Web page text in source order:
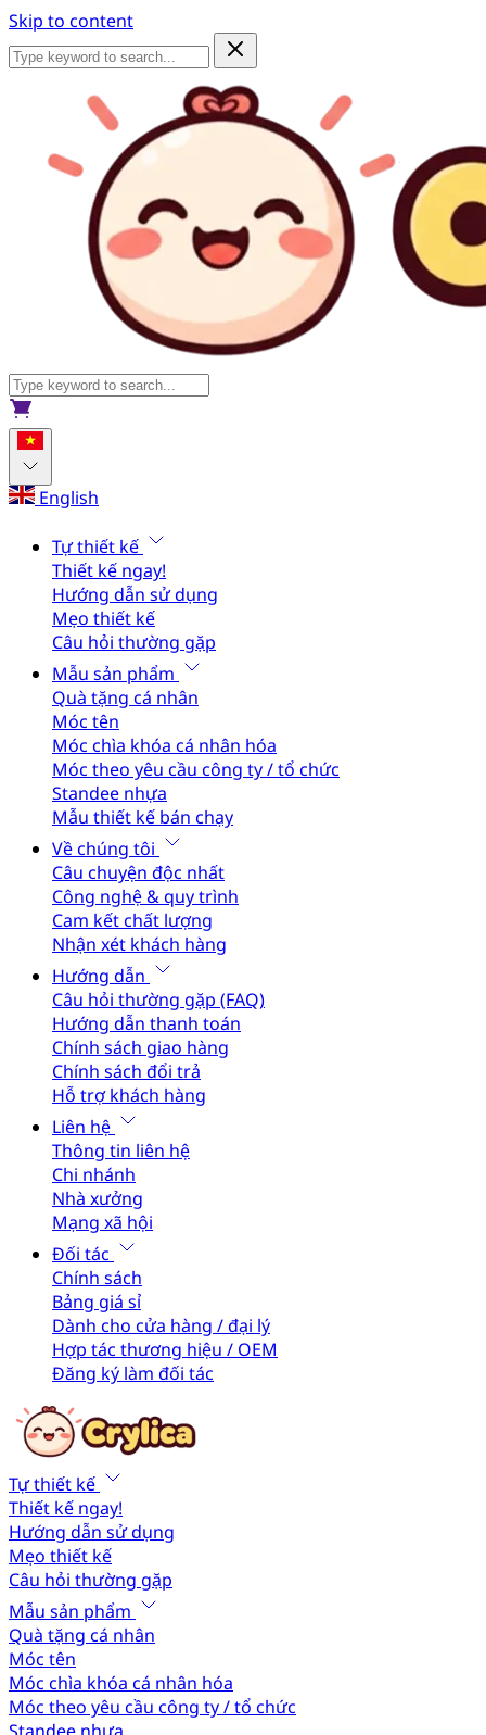
Skip to content
English
Tự thiết kế
Thiết kế ngay!
Hướng dẫn sử dụng
Mẹo thiết kế
Câu hỏi thường gặp
Mẫu sản phẩm
Quà tặng cá nhân
Móc tên
Móc chìa khóa cá nhân hóa
Móc theo yêu cầu công ty / tổ chức
Standee nhựa
Mẫu thiết kế bán chạy
Về chúng tôi
Câu chuyện độc nhất
Công nghệ & quy trình
Cam kết chất lượng
Nhận xét khách hàng
Hướng dẫn
Câu hỏi thường gặp (FAQ)
Hướng dẫn thanh toán
Chính sách giao hàng
Chính sách đổi trả
Hỗ trợ khách hàng
Liên hệ
Thông tin liên hệ
Chi nhánh
Nhà xưởng
Mạng xã hội
Đối tác
Chính sách
Bảng giá sỉ
Dành cho cửa hàng / đại lý
Hợp tác thương hiệu / OEM
Đăng ký làm đối tác
Tự thiết kế
Thiết kế ngay!
Hướng dẫn sử dụng
Mẹo thiết kế
Câu hỏi thường gặp
Mẫu sản phẩm
Quà tặng cá nhân
Móc tên
Móc chìa khóa cá nhân hóa
Móc theo yêu cầu công ty / tổ chức